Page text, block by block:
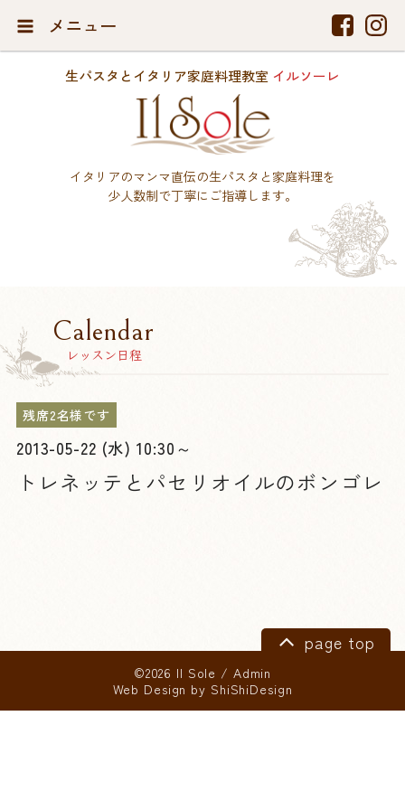
メニュー
生パスタとイタリア家庭料理教室 イルソーレ
イタリアのマンマ直伝の生パスタと家庭料理を
少人数制で丁寧にご指導します。
Calendar
レッスン日程
残席2名様です
2013-05-22 (水) 10:30～
トレネッテとパセリオイルのボンゴレ
page top
©2026 Il Sole / Admin
Web Design by ShiShiDesign